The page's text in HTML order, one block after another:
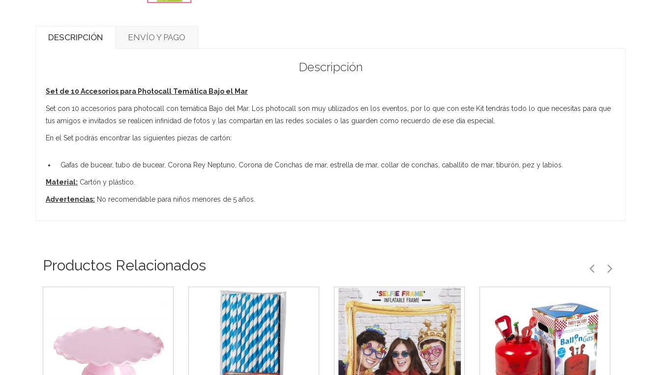
DESCRIPCIÓN ENVÍO Y PAGO
Descripción
Set de 10 Accesorios para Photocall Temática Bajo el Mar
Set con 10 accesorios para photocall con temática Bajo del Mar. Los photocall son muy utilizados en los eventos, por lo que con este Kit tendrás todo lo que necesitas para que
tus amigos e invitados se realicen infinidad de fotos y las compartan en las redes sociales o las guarden como recuerdo de ese día especial.
En el Set podrás encontrar las siguientes piezas de cartón:
Gafas de bucear, tubo de bucear, Corona Rey Neptuno, Corona de Conchas de mar, estrella de mar, collar de conchas, caballito de mar, tiburón, pez y labios.
Material: Cartón y plástico.
Advertencias: No recomendable para niños menores de 5 años.
Productos Relacionados